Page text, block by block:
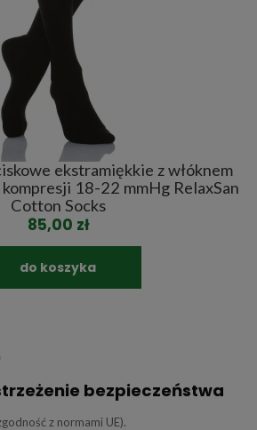
ekstramiękkie z włóknem
18-22 mmHg RelaxSan
Cotton Socks
85,00 zł
do koszyka
bezpieczeństwa
z normami UE).